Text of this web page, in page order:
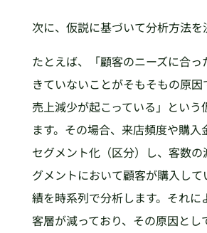
次に、仮説に基づいて分析方法を
たとえば、「顧客のニーズに合っ
きていないことがそもそもの原因
売上減少が起こっている」という
ます。その場合、来店頻度や購入
セグメント化（区分）し、客数の
グメントにおいて顧客が購入し
績を時系列で分析します。それに
客層が減っており、その原因とし